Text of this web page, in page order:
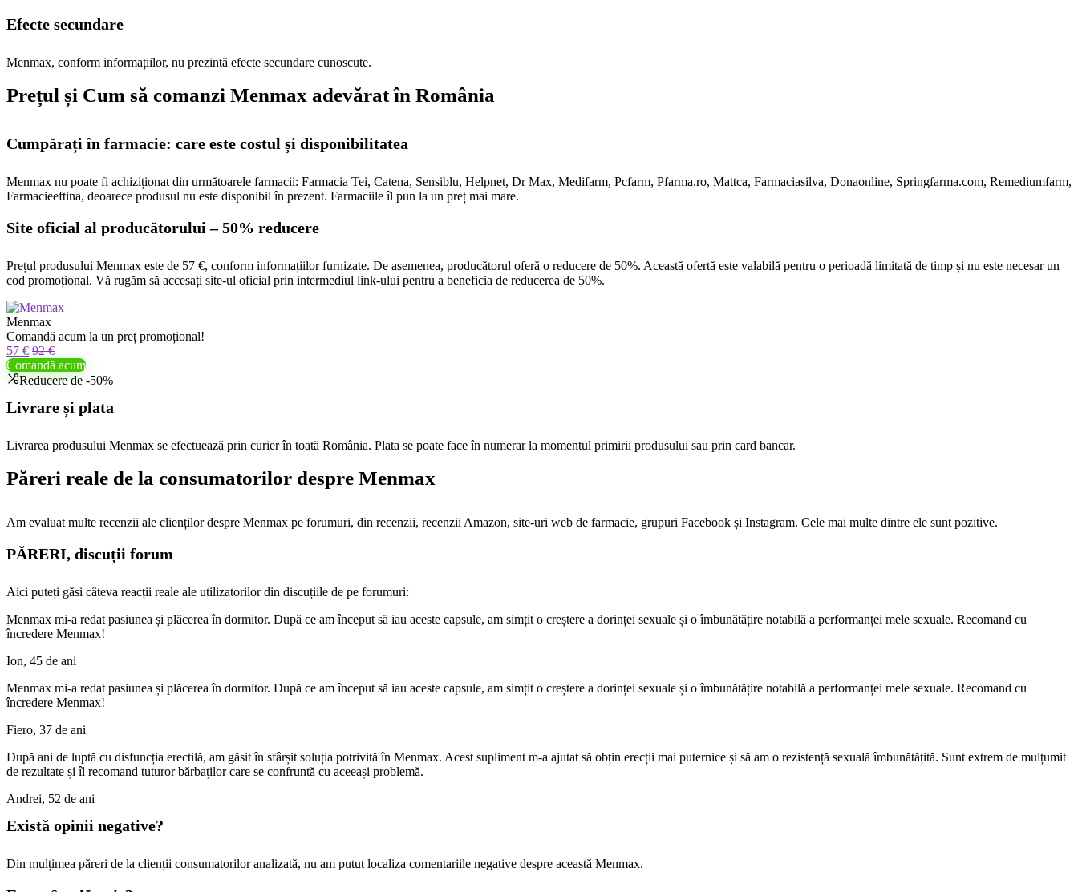
Efecte secundare
Menmax, conform informațiilor, nu prezintă efecte secundare cunoscute.
Prețul și Cum să comanzi Menmax adevărat în România
Cumpărați în farmacie: care este costul și disponibilitatea
Menmax nu poate fi achiziționat din următoarele farmacii: Farmacia Tei, Catena, Sensiblu, Helpnet, Dr Max, Medifarm, Pcfarm, Pfarma.ro, Mattca, Farmaciasilva, Donaonline, Springfarma.com, Remediumfarm,
Farmacieeftina, deoarece produsul nu este disponibil în prezent. Farmaciile îl pun la un preț mai mare.
Site oficial al producătorului – 50% reducere
Prețul produsului Menmax este de 57 €, conform informațiilor furnizate. De asemenea, producătorul oferă o reducere de 50%. Această ofertă este valabilă pentru o perioadă limitată de timp și nu este necesar un
cod promoțional. Vă rugăm să accesați site-ul oficial prin intermediul link-ului pentru a beneficia de reducerea de 50%.
Menmax
Comandă acum la un preț promoțional!
57 € 92 €
Comandă acum
Reducere de -50%
Livrare și plata
Livrarea produsului Menmax se efectuează prin curier în toată România. Plata se poate face în numerar la momentul primirii produsului sau prin card bancar.
Păreri reale de la consumatorilor despre Menmax
Am evaluat multe recenzii ale clienților despre Menmax pe forumuri, din recenzii, recenzii Amazon, site-uri web de farmacie, grupuri Facebook și Instagram. Cele mai multe dintre ele sunt pozitive.
PĂRERI, discuții forum
Aici puteți găsi câteva reacții reale ale utilizatorilor din discuțiile de pe forumuri:
Menmax mi-a redat pasiunea și plăcerea în dormitor. După ce am început să iau aceste capsule, am simțit o creștere a dorinței sexuale și o îmbunătățire notabilă a performanței mele sexuale. Recomand cu
încredere Menmax!
Ion, 45 de ani
Menmax mi-a redat pasiunea și plăcerea în dormitor. După ce am început să iau aceste capsule, am simțit o creștere a dorinței sexuale și o îmbunătățire notabilă a performanței mele sexuale. Recomand cu
încredere Menmax!
Fiero, 37 de ani
După ani de luptă cu disfuncția erectilă, am găsit în sfârșit soluția potrivită în Menmax. Acest supliment m-a ajutat să obțin erecții mai puternice și să am o rezistență sexuală îmbunătățită. Sunt extrem de mulțumit
de rezultate și îl recomand tuturor bărbaților care se confruntă cu aceeași problemă.
Andrei, 52 de ani
Există opinii negative?
Din mulțimea păreri de la clienții consumatorilor analizată, nu am putut localiza comentariile negative despre această Menmax.